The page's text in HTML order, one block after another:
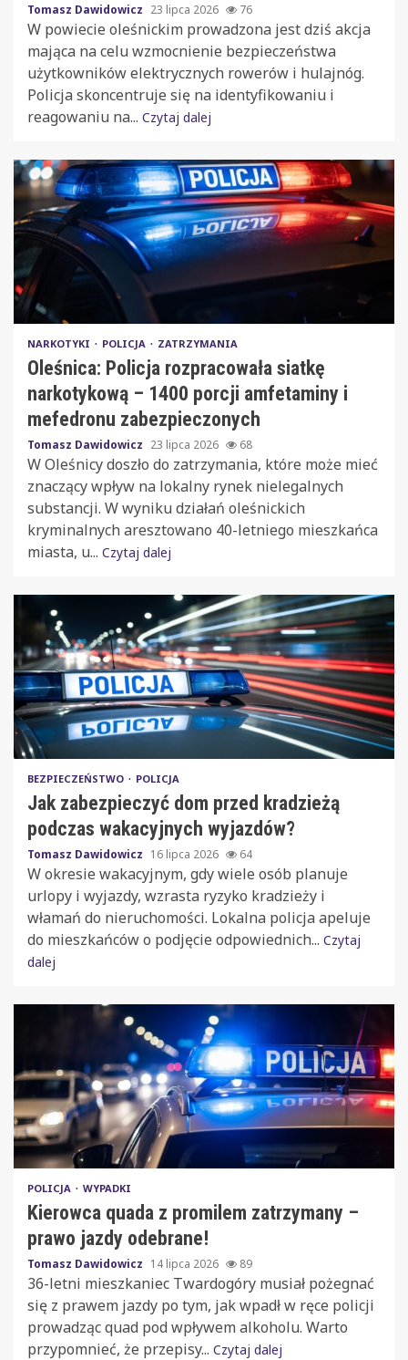
Tomasz Dawidowicz 23 lipca 2026 76
W powiecie oleśnickim prowadzona jest dziś akcja
mająca na celu wzmocnienie bezpieczeństwa
użytkowników elektrycznych rowerów i hulajnóg.
Policja skoncentruje się na identyfikowaniu i
reagowaniu na... Czytaj dalej
NARKOTYKI POLICJA ZATRZYMANIA
Oleśnica: Policja rozpracowała siatkę
narkotykową – 1400 porcji amfetaminy i
mefedronu zabezpieczonych
Tomasz Dawidowicz 23 lipca 2026 68
W Oleśnicy doszło do zatrzymania, które może mieć
znaczący wpływ na lokalny rynek nielegalnych
substancji. W wyniku działań oleśnickich
kryminalnych aresztowano 40-letniego mieszkańca
miasta, u... Czytaj dalej
BEZPIECZEŃSTWO POLICJA
Jak zabezpieczyć dom przed kradzieżą
podczas wakacyjnych wyjazdów?
Tomasz Dawidowicz 16 lipca 2026 64
W okresie wakacyjnym, gdy wiele osób planuje
urlopy i wyjazdy, wzrasta ryzyko kradzieży i
włamań do nieruchomości. Lokalna policja apeluje
do mieszkańców o podjęcie odpowiednich... Czytaj
dalej
POLICJA WYPADKI
Kierowca quada z promilem zatrzymany –
prawo jazdy odebrane!
Tomasz Dawidowicz 14 lipca 2026 89
36-letni mieszkaniec Twardogóry musiał pożegnać
się z prawem jazdy po tym, jak wpadł w ręce policji
prowadząc quad pod wpływem alkoholu. Warto
przypomnieć, że przepisy... Czytaj dalej